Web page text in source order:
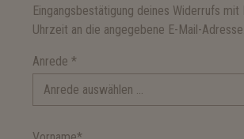
Eingangsbestätigung deines Widerrufs mit
Uhrzeit an die angegebene E-Mail-Adresse.
Anrede *